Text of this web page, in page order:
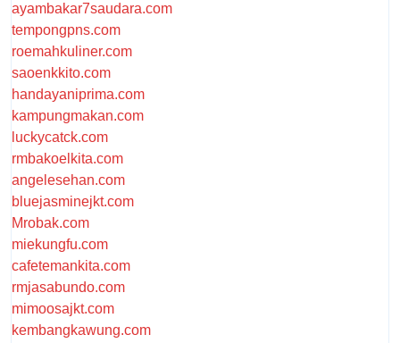
ayambakar7saudara.com
tempongpns.com
roemahkuliner.com
saoenkkito.com
handayaniprima.com
kampungmakan.com
luckycatck.com
rmbakoelkita.com
angelesehan.com
bluejasminejkt.com
Mrobak.com
miekungfu.com
cafetemankita.com
rmjasabundo.com
mimoosajkt.com
kembangkawung.com